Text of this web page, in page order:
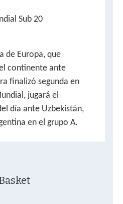
Sub 20
de Europa, que
continente ante
finalizó segunda en
jugará el
día ante Uzbekistán,
en el grupo A.